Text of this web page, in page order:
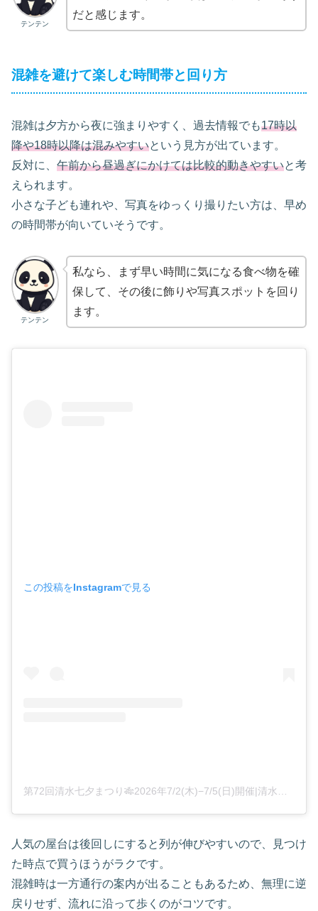
テンテン
だと感じます。
混雑を避けて楽しむ時間帯と回り方
混雑は夕方から夜に強まりやすく、過去情報でも17時以
降や18時以降は混みやすいという見方が出ています。
反対に、 午前から昼過ぎにかけては比較的動きやすいと考
えられます。
小さな子ども連れや、写真をゆっくり撮りたい方は、早め
の時間帯が向いていそうです。
テンテン
私なら、まず早い時間に気になる食べ物を確
保して、その後に飾りや写真スポットを回り
ます。
この投稿をInstagramで見る
第72回清水七夕まつり🎋2026年7/2(木)−7/5(日)開催|清水七夕まつり実行委員会📍静岡県静岡市清水区(@shimizu_tanabatamatsuri)がシェアした投稿
人気の屋台は後回しにすると列が伸びやすいので、見つけ
た時点で買うほうがラクです。
混雑時は一方通行の案内が出ることもあるため、無理に逆
戻りせず、流れに沿って歩くのがコツです。